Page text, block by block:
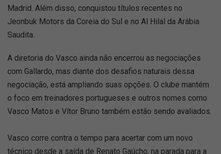
Madrid. Além disso, conquistou títulos recentes no
Jeonbuk Motors da Coreia do Sul e no Al Hilal da Arábia
Saudita.
A diretoria do Vasco ainda não encerrou as negociações
com Gallardo, mas diante dos desafios naturais dessa
negociação, está ampliando suas opções. O clube mantém
o foco em treinadores portugueses e outros nomes como
Vasco Matos e Vítor Bruno também estão sendo avaliados.
Vasco corre contra o tempo para acertar com um novo
técnico desde a saída de Renato Gaúcho, na parada para a